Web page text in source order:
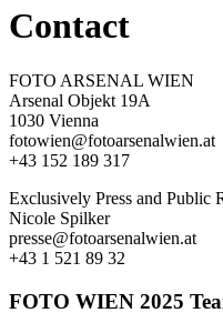
Contact
FOTO ARSENAL WIEN
Arsenal Objekt 19A
1030 Vienna
fotowien@fotoarsenalwien.at
+43 152 189 317
Exclusively Press and Public
Nicole Spilker
presse@fotoarsenalwien.at
+43 1 521 89 32
FOTO WIEN 2025